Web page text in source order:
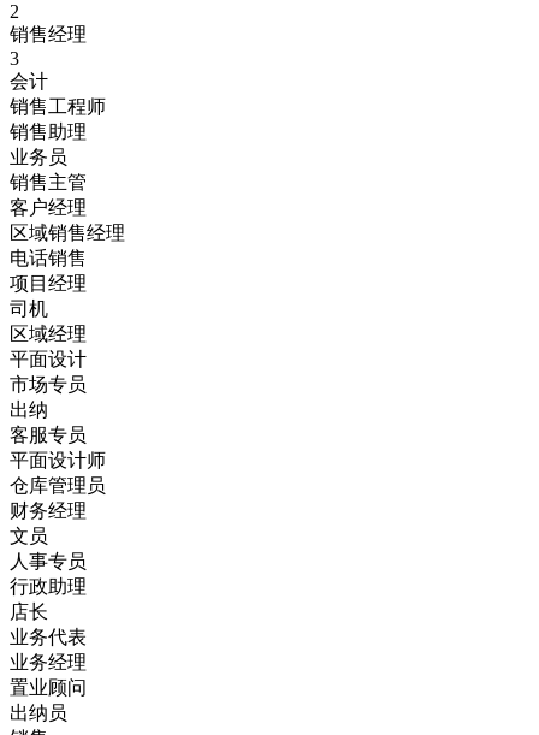
2
销售经理
3
会计
销售工程师
销售助理
业务员
销售主管
客户经理
区域销售经理
电话销售
项目经理
司机
区域经理
平面设计
市场专员
出纳
客服专员
平面设计师
仓库管理员
财务经理
文员
人事专员
行政助理
店长
业务代表
业务经理
置业顾问
出纳员